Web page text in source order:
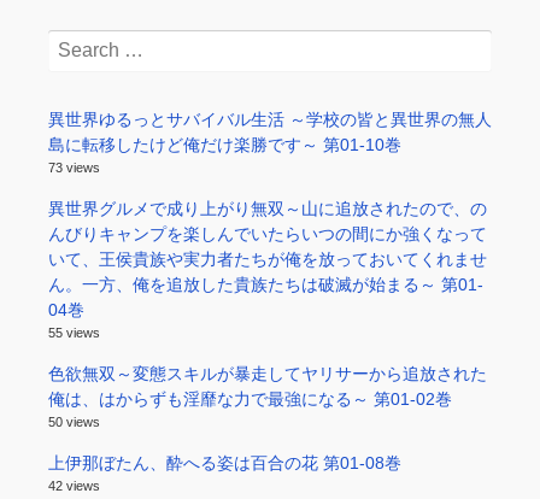
Search
異世界ゆるっとサバイバル生活 ～学校の皆と異世界の無人
島に転移したけど俺だけ楽勝です～ 第01-10巻
73 views
異世界グルメで成り上がり無双～山に追放されたので、の
んびりキャンプを楽しんでいたらいつの間にか強くなって
いて、王侯貴族や実力者たちが俺を放っておいてくれませ
ん。一方、俺を追放した貴族たちは破滅が始まる～ 第01-
04巻
55 views
色欲無双～変態スキルが暴走してヤリサーから追放された
俺は、はからずも淫靡な力で最強になる～ 第01-02巻
50 views
上伊那ぼたん、酔へる姿は百合の花 第01-08巻
42 views